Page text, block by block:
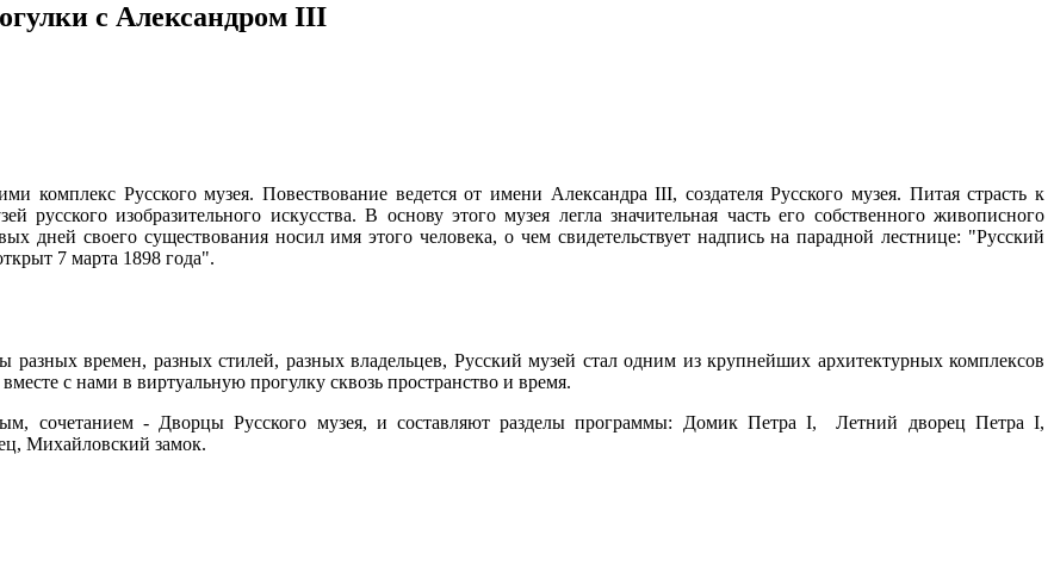
с Александром III
Русского музея. Повествование ведется от имени Александра III, создателя Русского музея. Питая страсть к
изобразительного искусства. В основу этого музея легла значительная часть его собственного живописного
дней своего существования носил имя этого человека, о чем свидетельствует надпись на парадной лестнице: "Русский
7 марта 1898 года".
времен, разных стилей, разных владельцев, Русский музей стал одним из крупнейших архитектурных комплексов
с нами в виртуальную прогулку сквозь пространство и время.
сочетанием - Дворцы Русского музея, и составляют разделы программы: Домик Петра I, Летний дворец Петра I,
Михайловский замок.